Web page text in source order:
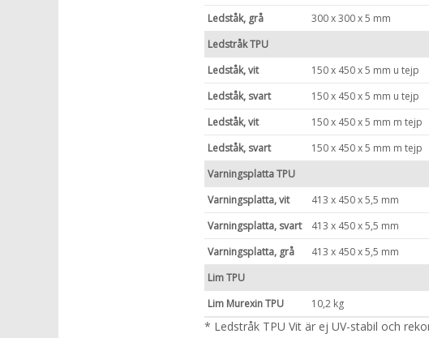
Ledståk, grå
300 x 300 x 5 mm
Ledstråk TPU
Ledståk, vit
150 x 450 x 5 mm u tejp
Ledståk, svart
150 x 450 x 5 mm u tejp
Ledståk, vit
150 x 450 x 5 mm m tejp
Ledståk, svart
150 x 450 x 5 mm m tejp
Varningsplatta TPU
Varningsplatta, vit
413 x 450 x 5,5 mm
Varningsplatta, svart
413 x 450 x 5,5 mm
Varningsplatta, grå
413 x 450 x 5,5 mm
Lim TPU
Lim Murexin TPU
10,2 kg
* Ledstråk TPU Vit är ej UV-stabil och